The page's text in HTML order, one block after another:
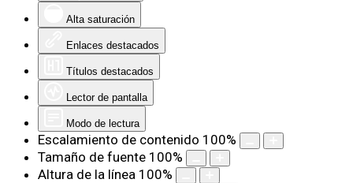
Alta saturación
Enlaces destacados
Títulos destacados
Lector de pantalla
Modo de lectura
Escalamiento de contenido 100%
Tamaño de fuente 100%
Altura de la línea 100%